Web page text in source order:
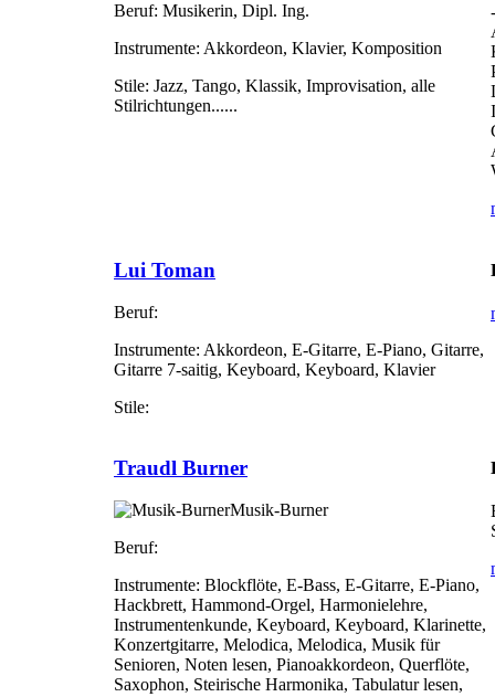
Beruf: Musikerin, Dipl. Ing.
Instrumente: Akkordeon, Klavier, Komposition
Stile: Jazz, Tango, Klassik, Improvisation, alle
Stilrichtungen......
Lui Toman
Beruf:
Instrumente: Akkordeon, E-Gitarre, E-Piano, Gitarre,
Gitarre 7-saitig, Keyboard, Keyboard, Klavier
Stile:
Traudl Burner
Musik-Burner
Beruf:
Instrumente: Blockflöte, E-Bass, E-Gitarre, E-Piano,
Hackbrett, Hammond-Orgel, Harmonielehre,
Instrumentenkunde, Keyboard, Keyboard, Klarinette,
Konzertgitarre, Melodica, Melodica, Musik für
Senioren, Noten lesen, Pianoakkordeon, Querflöte,
Saxophon, Steirische Harmonika, Tabulatur lesen,